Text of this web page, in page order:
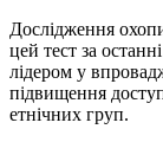
Дослідження
цей тест за
лідером у
підвищення
етнічних груп.